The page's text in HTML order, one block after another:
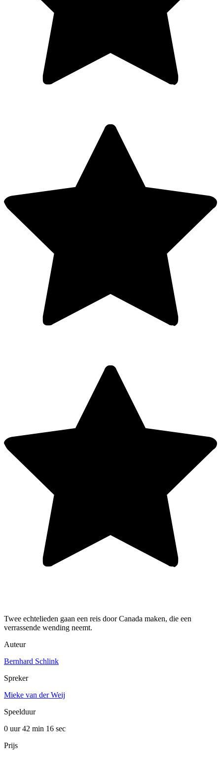
Twee echtelieden gaan een reis door Canada maken, die een
verrassende wending neemt.
Auteur
Bernhard Schlink
Spreker
Mieke van der Weij
Speelduur
0 uur 42 min 16 sec
Prijs